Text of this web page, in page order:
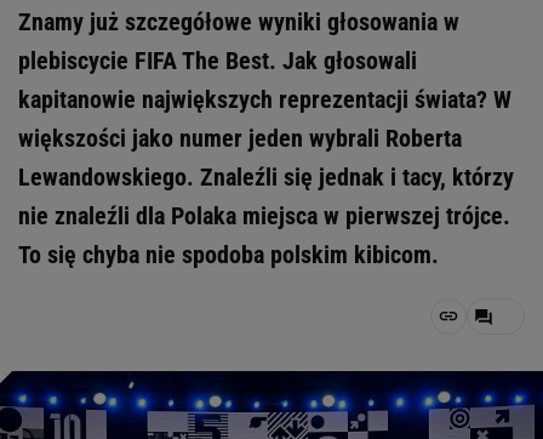
Znamy już szczegółowe wyniki głosowania w
plebiscycie FIFA The Best. Jak głosowali
kapitanowie największych reprezentacji świata? W
większości jako numer jeden wybrali Roberta
Lewandowskiego. Znaleźli się jednak i tacy, którzy
nie znaleźli dla Polaka miejsca w pierwszej trójce.
To się chyba nie spodoba polskim kibicom.